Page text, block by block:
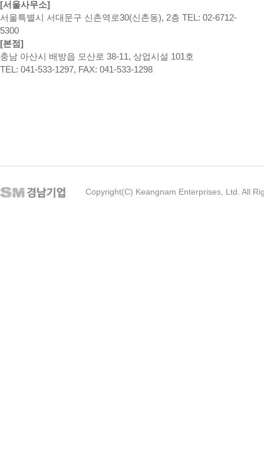
[서울사무소]
서울특별시 서대문구 신촌역로30(신촌동), 2층 TEL: 02-6712-
5300
[본점]
충남 아산시 배방읍 모산로 38-11, 상업시설 101호
TEL: 041-533-1297, FAX: 041-533-1298
Copyright(C) Keangnam Enterprises, Ltd. All